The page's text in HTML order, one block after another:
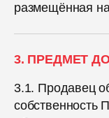
размещённая
3. ПРЕДМЕТ
3.1. Продавец
собственность